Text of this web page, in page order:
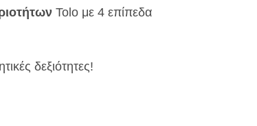
Tolo με 4 επίπεδα
δεξιότητες!